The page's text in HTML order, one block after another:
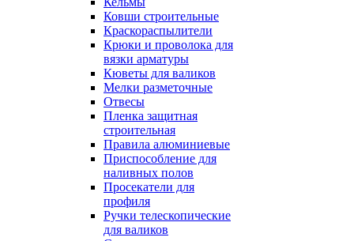
Ковши строительные
Краскораспылители
Крюки и проволока для
вязки арматуры
Кюветы для валиков
Мелки разметочные
Отвесы
Пленка защитная
строительная
Правила алюминиевые
Приспособление для
наливных полов
Просекатели для
профиля
Ручки телескопические
для валиков